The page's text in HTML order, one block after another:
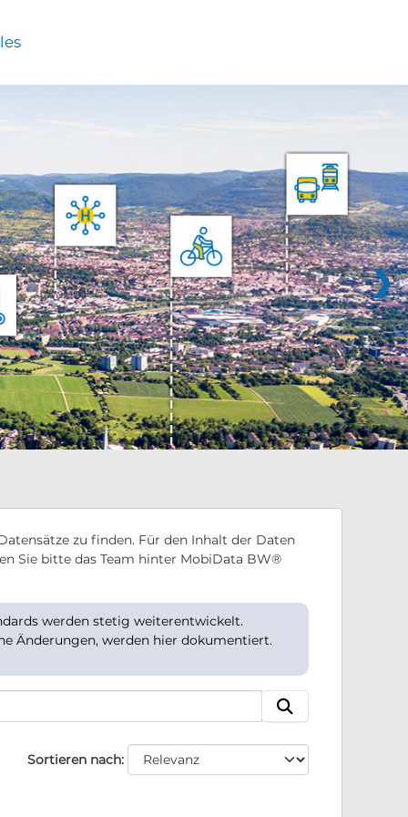
❯
zu finden. Für den Inhalt der Daten
Sie bitte das Team hinter MobiData BW®
werden stetig weiterentwickelt.
Änderungen, werden hier dokumentiert.
Sortieren nach